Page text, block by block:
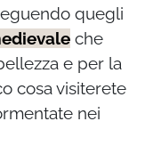
quegli
che
e per la
cosa visiterete
nei